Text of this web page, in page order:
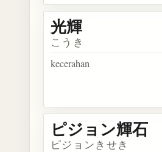
光輝
こうき
kecerahan
ピジョン輝石
ピジョンきせき